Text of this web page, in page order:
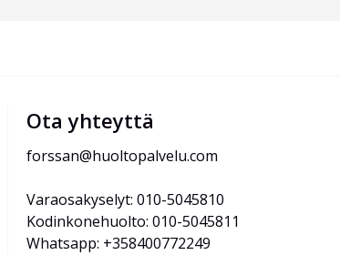
Ota yhteyttä
forssan@huoltopalvelu.com
Varaosakyselyt: 010-5045810
Kodinkonehuolto: 010-5045811
Whatsapp: +358400772249